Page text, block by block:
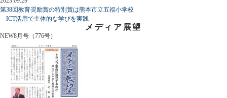
第38回教育奨励賞の特別賞は熊本市立五福小学校
ICT活用で主体的な学びを実践
メディア展望
NEW8月号（776号）